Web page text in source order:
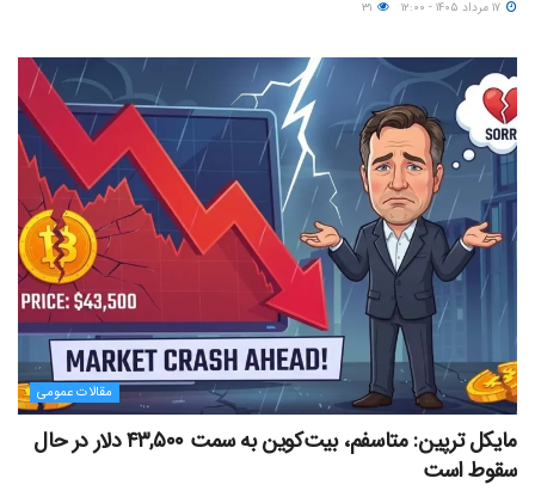
مقالات عمومی
مایکل ترپین: متاسفم، بیت‌کوین به سمت ۴۳,۵۰۰ دلار در حال
سقوط است